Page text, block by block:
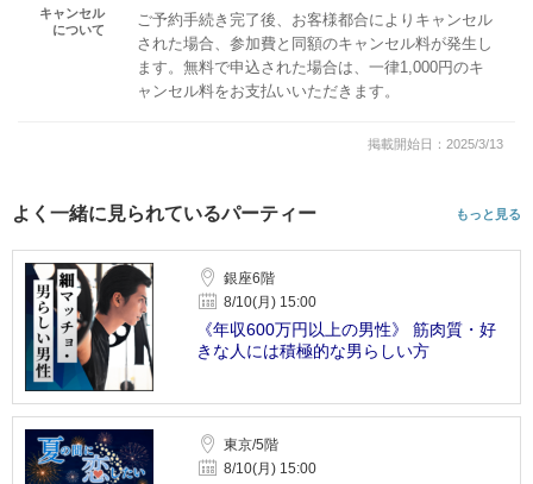
キャンセル
について
ご予約手続き完了後、お客様都合によりキャンセル
された場合、参加費と同額のキャンセル料が発生し
ます。無料で申込された場合は、一律1,000円のキ
ャンセル料をお支払いいただきます。
掲載開始日：2025/3/13
よく一緒に見られているパーティー もっと見る
銀座6階
8/10(月) 15:00
《年収600万円以上の男性》 筋肉質・好
きな人には積極的な男らしい方
東京/5階
8/10(月) 15:00